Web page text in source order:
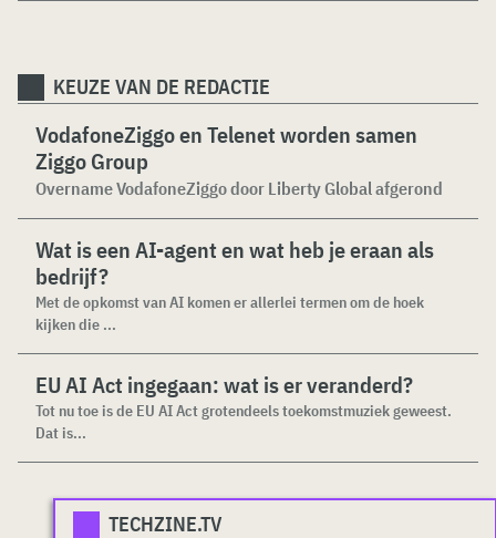
KEUZE VAN DE REDACTIE
VodafoneZiggo en Telenet worden samen
Ziggo Group
Overname VodafoneZiggo door Liberty Global afgerond
Wat is een AI-agent en wat heb je eraan als
bedrijf?
Met de opkomst van AI komen er allerlei termen om de hoek
kijken die ...
EU AI Act ingegaan: wat is er veranderd?
Tot nu toe is de EU AI Act grotendeels toekomstmuziek geweest.
Dat is...
TECHZINE.TV